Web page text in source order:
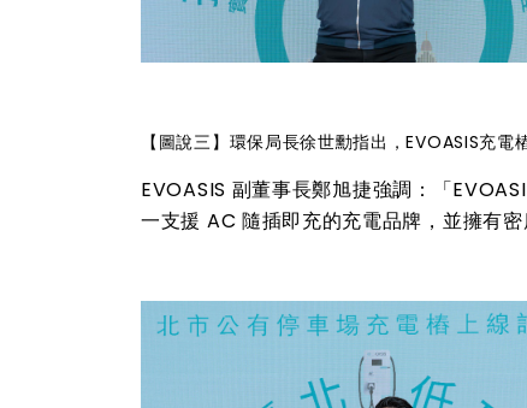
【圖說三】環保局長徐世勳指出，EVOASIS充
EVOASIS 副董事長鄭旭捷強調：「
一支援 AC 隨插即充的充電品牌，並擁有密